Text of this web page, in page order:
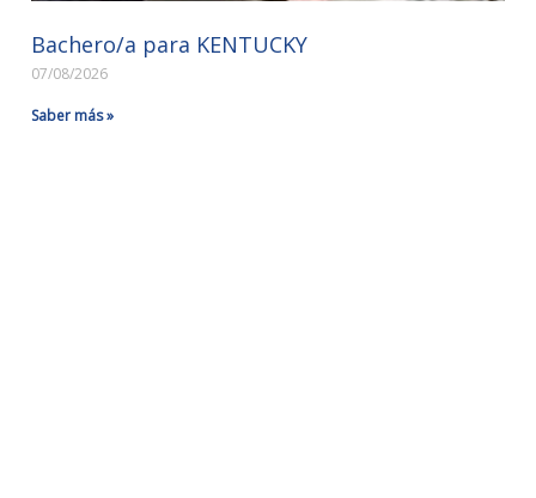
Bachero/a para KENTUCKY
07/08/2026
Saber más »